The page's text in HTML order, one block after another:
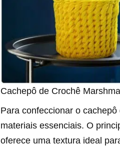
Cachepô de Crochê
Para confeccionar o
materiais essenciais. O
oferece uma textura ideal